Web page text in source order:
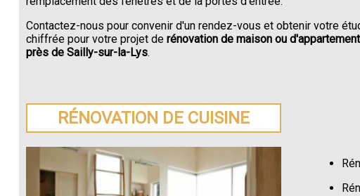
Contactez-nous pour convenir d'un rendez-vous et obtenir votre
chiffrée pour votre projet derénovation de maison ou d'appartement
près de Sailly-sur-la-Lys.
RÉNOVATION DE CUISINE